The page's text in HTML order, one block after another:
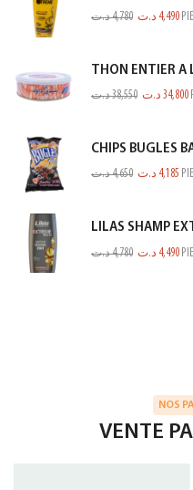
4,780د.ت 4,490 د.ت
38,550د.ت 34,800 د.ت
CHIPS BUGLES
4,650د.ت 4,185 د.ت
LILAS SHAMP
4,780د.ت 4,490 د.ت
NOS
VENTE